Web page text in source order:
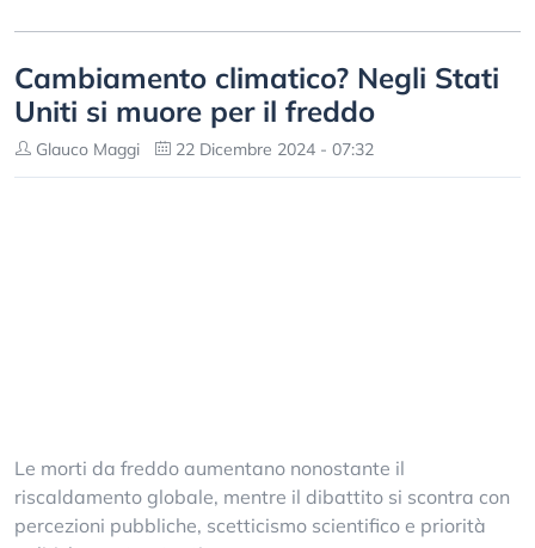
Cambiamento climatico? Negli Stati
Uniti si muore per il freddo
Glauco Maggi 22 Dicembre 2024 - 07:32
Le morti da freddo aumentano nonostante il
riscaldamento globale, mentre il dibattito si scontra con
percezioni pubbliche, scetticismo scientifico e priorità